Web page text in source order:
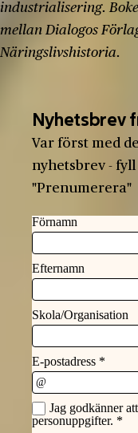
industrialisering.
mellan Dialogos
Näringslivshistoria.
Nyhetsbrev
Var först med
nyhetsbrev -
"Prenumerera"